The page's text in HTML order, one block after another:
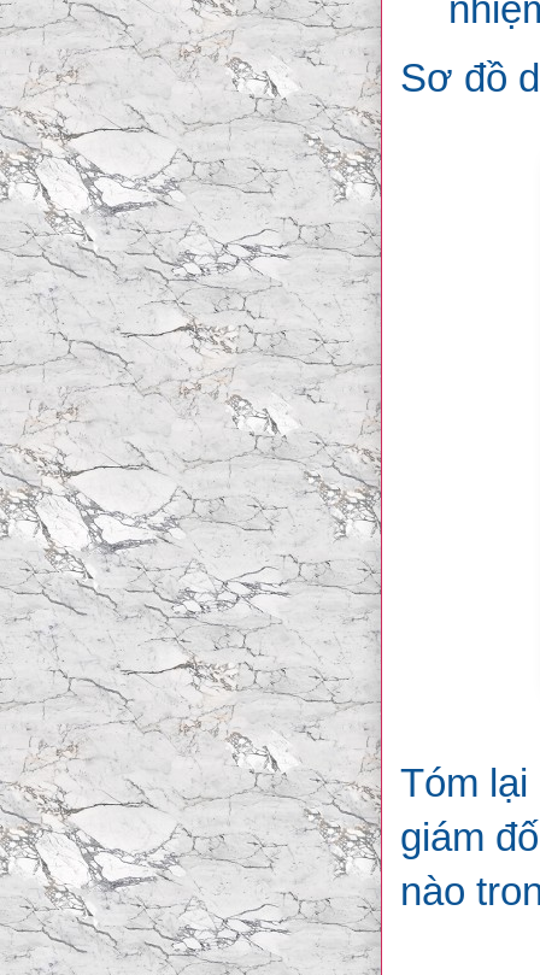
Sơ đồ
Tóm
giám
nào